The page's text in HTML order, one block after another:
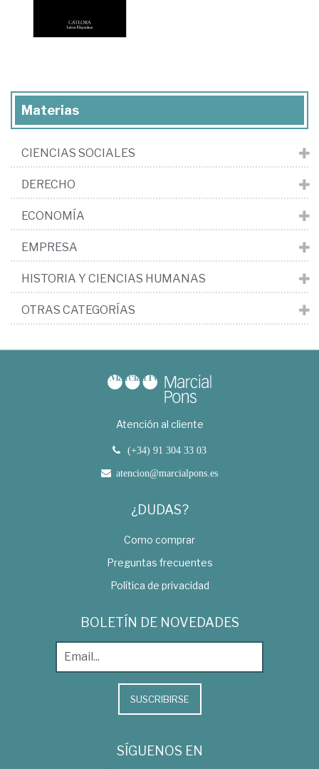
Materias
CIENCIAS SOCIALES
DERECHO
ECONOMÍA
EMPRESA
HISTORIA Y CIENCIAS HUMANAS
OTRAS CATEGORÍAS
Atención al cliente
(+34) 91 304 33 03
atencion@marcialpons.es
¿DUDAS?
Como comprar
Preguntas frecuentes
Política de privacidad
BOLETÍN DE NOVEDADES
SUSCRIBIRSE
SÍGUENOS EN